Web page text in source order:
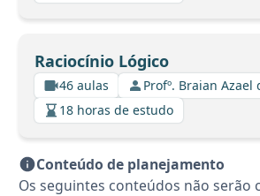
Raciocínio Lógico
46 aulas
Profº. Braian Azael
18 horas de estudo
Conteúdo de planejamento
Os seguintes conteúdos não serão